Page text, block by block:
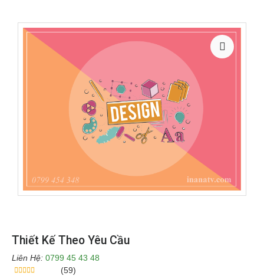
Thiết Kế Theo Yêu Cầu
Liên Hệ: 0799 45 43 48
(59)